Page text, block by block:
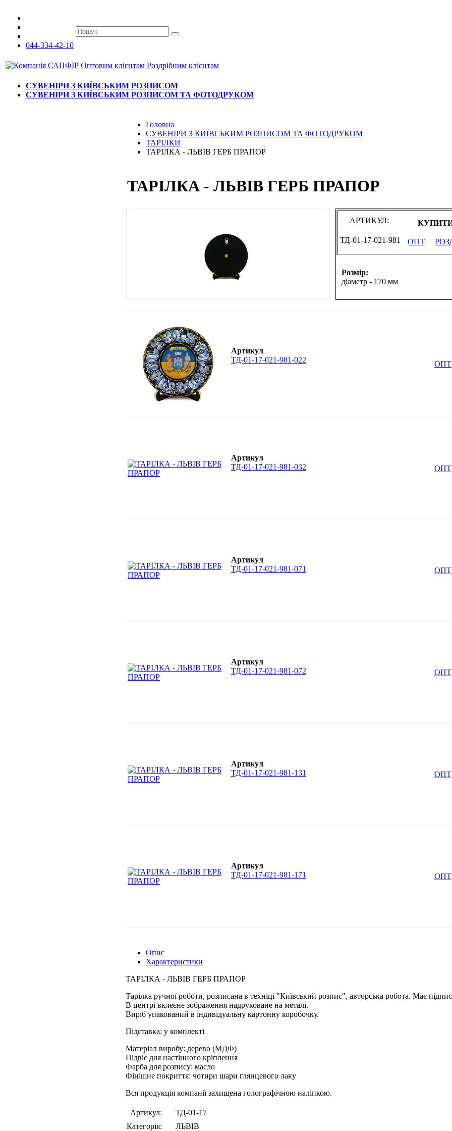
044-334-42-10
Оптовим клієнтам Роздрібним клієнтам
СУВЕНІРИ З КИЇВСЬКИМ РОЗПИСОМ
СУВЕНІРИ З КИЇВСЬКИМ РОЗПИСОМ ТА ФОТОДРУКОМ
Головна
СУВЕНІРИ З КИЇВСЬКИМ РОЗПИСОМ ТА ФОТОДРУКОМ
ТАРІЛКИ
ТАРІЛКА - ЛЬВІВ ГЕРБ ПРАПОР
ТАРІЛКА - ЛЬВІВ ГЕРБ ПРАПОР
АРТИКУЛ:
ТД-01-17-021-981 ОПТ
Розмір:
діаметр - 170 мм
Артикул
ТД-01-17-021-981-022
ОПТ
Артикул
ТД-01-17-021-981-032
ОПТ
Артикул
ТД-01-17-021-981-071
ОПТ
Артикул
ТД-01-17-021-981-072
ОПТ
Артикул
ТД-01-17-021-981-131
ОПТ
Артикул
ТД-01-17-021-981-171
ОПТ
Опис
Характеристики
ТАРІЛКА - ЛЬВІВ ГЕРБ ПРАПОР
Тарілка ручної роботи, розписана в техніці "Київський розпис", авторська робота. Має
В центрі вклеєне зображення надруковане на металі.
Виріб упакований в індивідуальну картонну коробочку.
Підставка: у комплекті
Матеріал виробу: дерево (МДФ)
Підвіс для настінного кріплення
Фарба для розпису: масло
Фінішне покриття: чотири шари глянцевого лаку
Вся продукція компанії захищена голографічною наліпкою.
Артикул:
ТД-01-17
Категорія:
ЛЬВІВ